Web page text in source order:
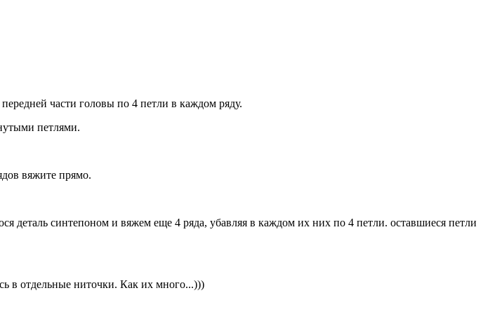
части головы по 4 петли в каждом ряду.
петлями.
вяжите прямо.
деталь синтепоном и вяжем еще 4 ряда, убавляя в каждом их них по 4 петли. оставшиеся петли
в отдельные ниточки. Как их много...)))